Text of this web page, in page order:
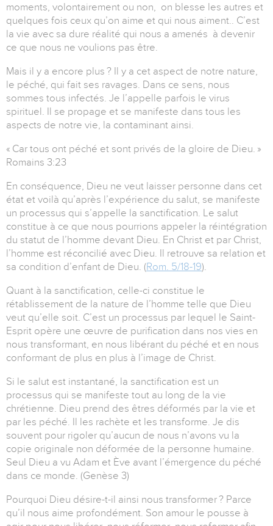
moments, volontairement ou non, on blesse les autres et
quelques fois ceux qu’on aime et qui nous aiment.. C’est
la vie avec sa dure réalité qui nous a amenés à devenir
ce que nous ne voulions pas être.
Mais il y a encore plus ? Il y a cet aspect de notre nature,
le péché, qui fait ses ravages. Dans ce sens, nous
sommes tous infectés. Je l’appelle parfois le virus
spirituel. Il se propage et se manifeste dans tous les
aspects de notre vie, la contaminant ainsi.
« Car tous ont péché et sont privés de la gloire de Dieu. »
Romains 3:23
En conséquence, Dieu ne veut laisser personne dans cet
état et voilà qu’après l’expérience du salut, se manifeste
un processus qui s’appelle la sanctification. Le salut
constitue à ce que nous pourrions appeler la réintégration
du statut de l’homme devant Dieu. En Christ et par Christ,
l’homme est réconcilié avec Dieu. Il retrouve sa relation et
sa condition d’enfant de Dieu. (Rom. 5/18-19).
Quant à la sanctification, celle-ci constitue le
rétablissement de la nature de l’homme telle que Dieu
veut qu’elle soit. C’est un processus par lequel le Saint-
Esprit opère une œuvre de purification dans nos vies en
nous transformant, en nous libérant du péché et en nous
conformant de plus en plus à l’image de Christ.
Si le salut est instantané, la sanctification est un
processus qui se manifeste tout au long de la vie
chrétienne. Dieu prend des êtres déformés par la vie et
par les péché. Il les rachète et les transforme. Je dis
souvent pour rigoler qu’aucun de nous n’avons vu la
copie originale non déformée de la personne humaine.
Seul Dieu a vu Adam et Ève avant l’émergence du péché
dans ce monde. (Genèse 3)
Pourquoi Dieu désire-t-il ainsi nous transformer ? Parce
qu’iI nous aime profondément. Son amour le pousse à